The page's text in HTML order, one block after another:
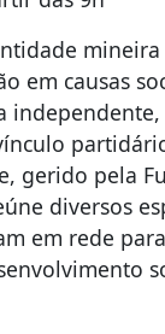
em causas
independente,
gerido pela
diversos
em rede